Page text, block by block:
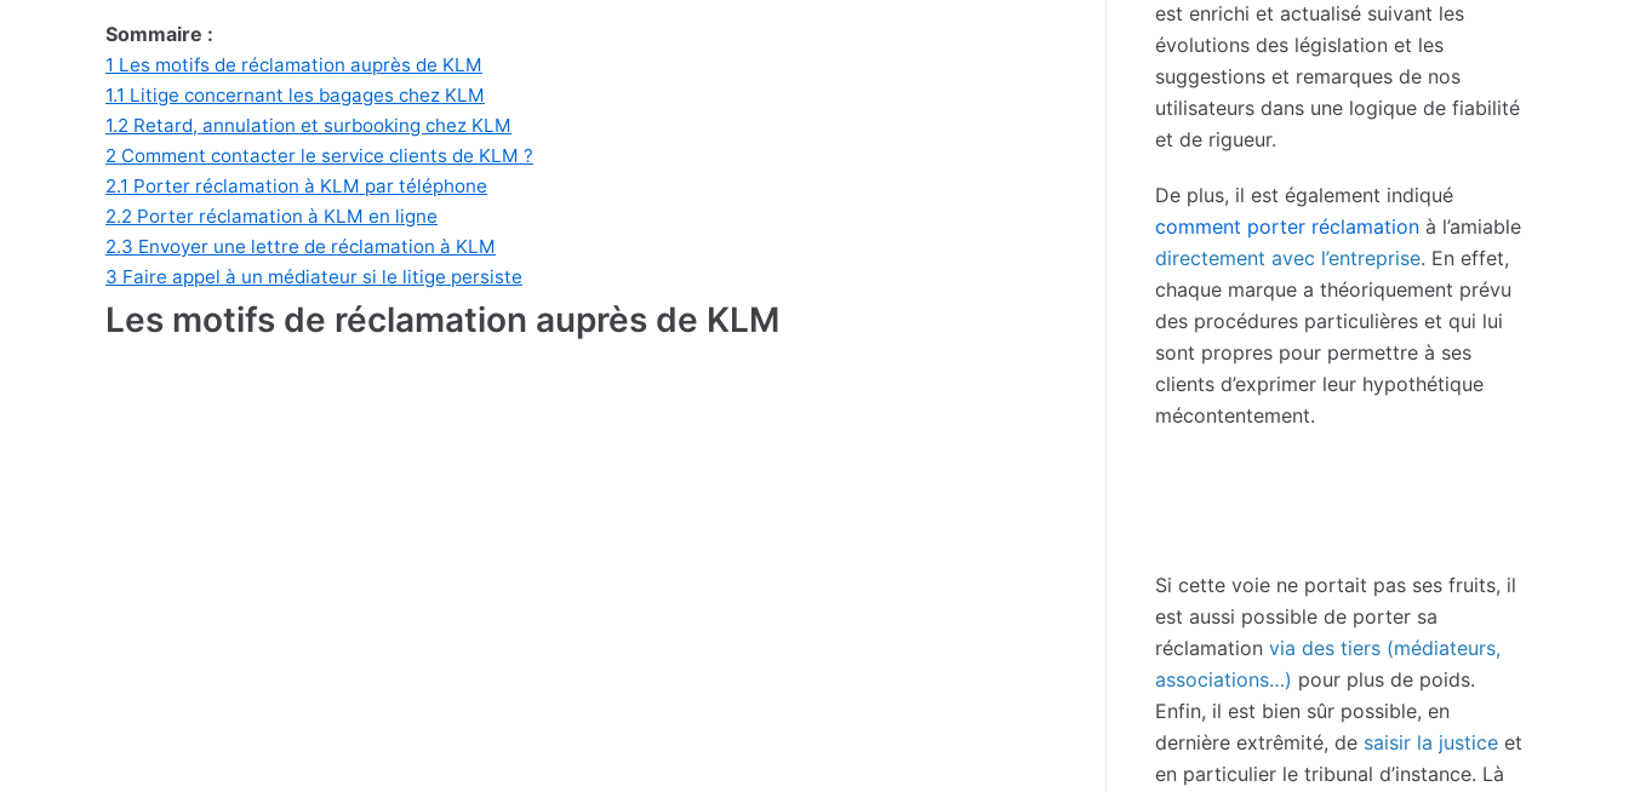
Sommaire :
1 Les motifs de réclamation auprès de KLM
1.1 Litige concernant les bagages chez KLM
1.2 Retard, annulation et surbooking chez KLM
2 Comment contacter le service clients de KLM ?
2.1 Porter réclamation à KLM par téléphone
2.2 Porter réclamation à KLM en ligne
2.3 Envoyer une lettre de réclamation à KLM
3 Faire appel à un médiateur si le litige persiste
Les motifs de réclamation auprès de KLM
est enrichi et actualisé suivant les
évolutions des législation et les
suggestions et remarques de nos
utilisateurs dans une logique de fiabilité
et de rigueur.
De plus, il est également indiqué
comment porter réclamation à l’amiable
directement avec l’entreprise. En effet,
chaque marque a théoriquement prévu
des procédures particulières et qui lui
sont propres pour permettre à ses
clients d’exprimer leur hypothétique
mécontentement.
Si cette voie ne portait pas ses fruits, il
est aussi possible de porter sa
réclamation via des tiers (médiateurs,
associations…) pour plus de poids.
Enfin, il est bien sûr possible, en
dernière extrêmité, de saisir la justice et
en particulier le tribunal d’instance. Là